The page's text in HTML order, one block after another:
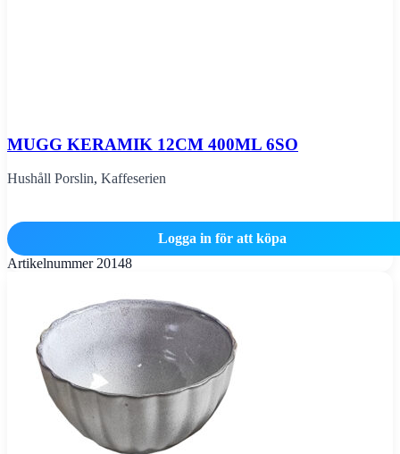
MUGG KERAMIK 12CM 400ML 6SO
Hushåll Porslin, Kaffeserien
Logga in för att köpa
Artikelnummer 20148